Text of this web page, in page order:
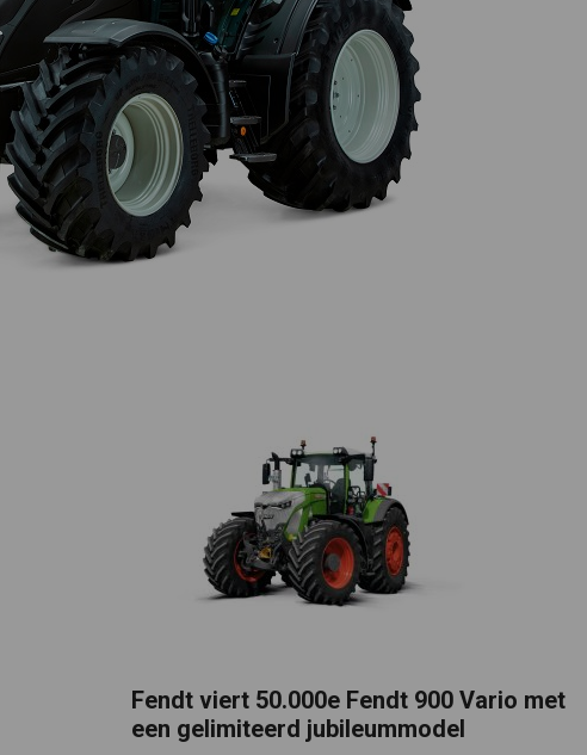
Fendt viert 50.000e Fendt 900 Vario met
een gelimiteerd jubileummodel